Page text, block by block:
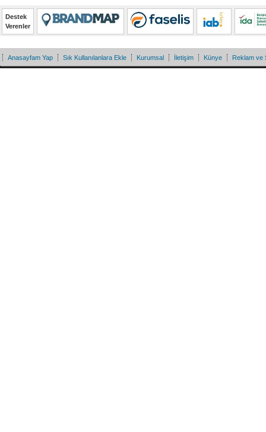
Destek
Verenler
Anasayfam Yap Sık Kullanılanlara Ekle Kurumsal İletişim Künye Reklam ve